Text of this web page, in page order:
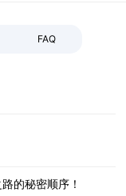
FAQ
的秘密顺序！